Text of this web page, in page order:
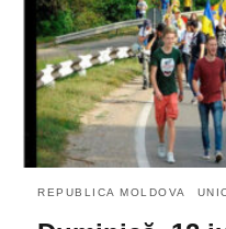
REPUBLICA MOLDOVA